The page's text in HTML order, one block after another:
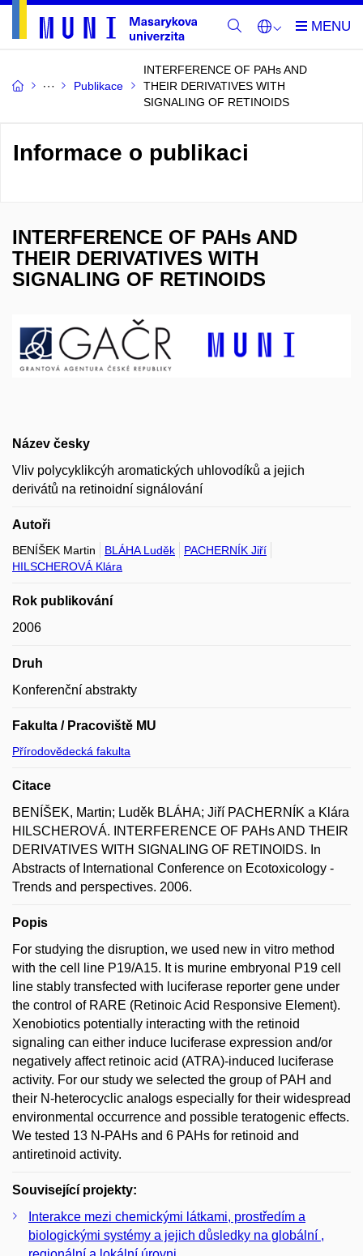
Publikace
INTERFERENCE OF PAHs AND
THEIR DERIVATIVES WITH
SIGNALING OF RETINOIDS
Informace o publikaci
INTERFERENCE OF PAHs AND
THEIR DERIVATIVES WITH
SIGNALING OF RETINOIDS
Název česky
Vliv polycyklikcýh aromatických uhlovodíků a jejich
derivátů na retinoidní signálování
Autoři
BENÍŠEK Martin BLÁHA Luděk
PACHERNÍK Jiří
HILSCHEROVÁ Klára
Rok publikování
2006
Druh
Konferenční abstrakty
Fakulta / Pracoviště MU
Přírodovědecká fakulta
Citace
BENÍŠEK, Martin; Luděk BLÁHA; Jiří PACHERNÍK a Klára
HILSCHEROVÁ. INTERFERENCE OF PAHs AND THEIR
DERIVATIVES WITH SIGNALING OF RETINOIDS. In
Abstracts of International Conference on Ecotoxicology -
Trends and perspectives. 2006.
Popis
For studying the disruption, we used new in vitro method
with the cell line P19/A15. It is murine embryonal P19 cell
line stably transfected with luciferase reporter gene under
the control of RARE (Retinoic Acid Responsive Element).
Xenobiotics potentially interacting with the retinoid
signaling can either induce luciferase expression and/or
negatively affect retinoic acid (ATRA)-induced luciferase
activity. For our study we selected the group of PAH and
their N-heterocyclic analogs especially for their widespread
environmental occurrence and possible teratogenic effects.
We tested 13 N-PAHs and 6 PAHs for retinoid and
antiretinoid activity.
Související projekty:
Interakce mezi chemickými látkami, prostředím a
biologickými systémy a jejich důsledky na globální ,